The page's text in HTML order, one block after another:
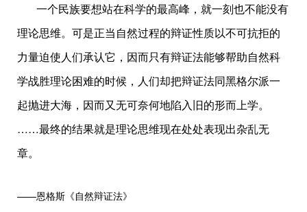
一个民族要想站在科学的最高峰，就一刻也不能没有
理论思维。可是正当自然过程的辩证性质以不可抗拒的
力量迫使人们承认它，因而只有辩证法能够帮助自然科
学战胜理论困难的时候，人们却把辩证法同黑格尔派一
起抛进大海，因而又无可奈何地陷入旧的形而上学。
……最终的结果就是理论思维现在处处表现出杂乱无
章。
——恩格斯《自然辩证法》